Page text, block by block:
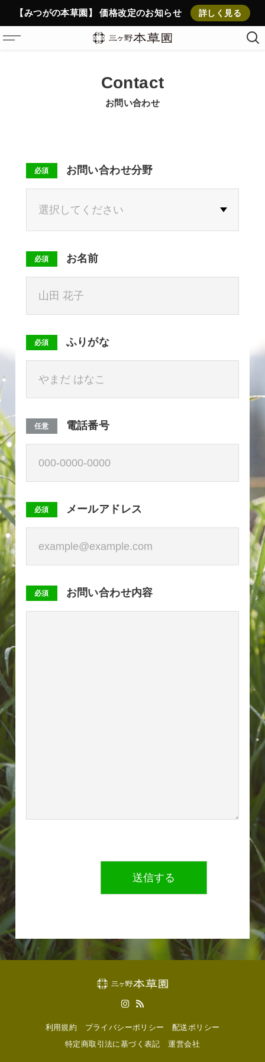
新作ブレンドティー
大切にしていること
植物の力
お問い合わせ
【みつがの本草園】 価格改定のお知らせ 詳しく見る
Contact
お問い合わせ
必須 お問い合わせ分野
必須 お名前
必須 ふりがな
任意 電話番号
必須 メールアドレス
必須 お問い合わせ内容
利用規約 プライバシーポリシー
配送ポリシー
特定商取引法に基づく表記
運営会社